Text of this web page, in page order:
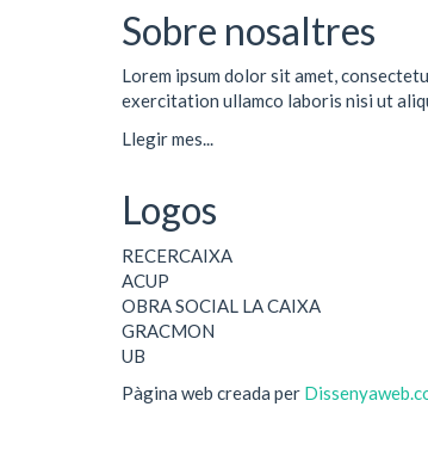
Sobre nosaltres
Lorem ipsum dolor sit amet,
exercitation ullamco laboris nisi ut
Llegir mes...
Logos
RECERCAIXA
ACUP
OBRA SOCIAL LA CAIXA
GRACMON
UB
Pàgina web creada per